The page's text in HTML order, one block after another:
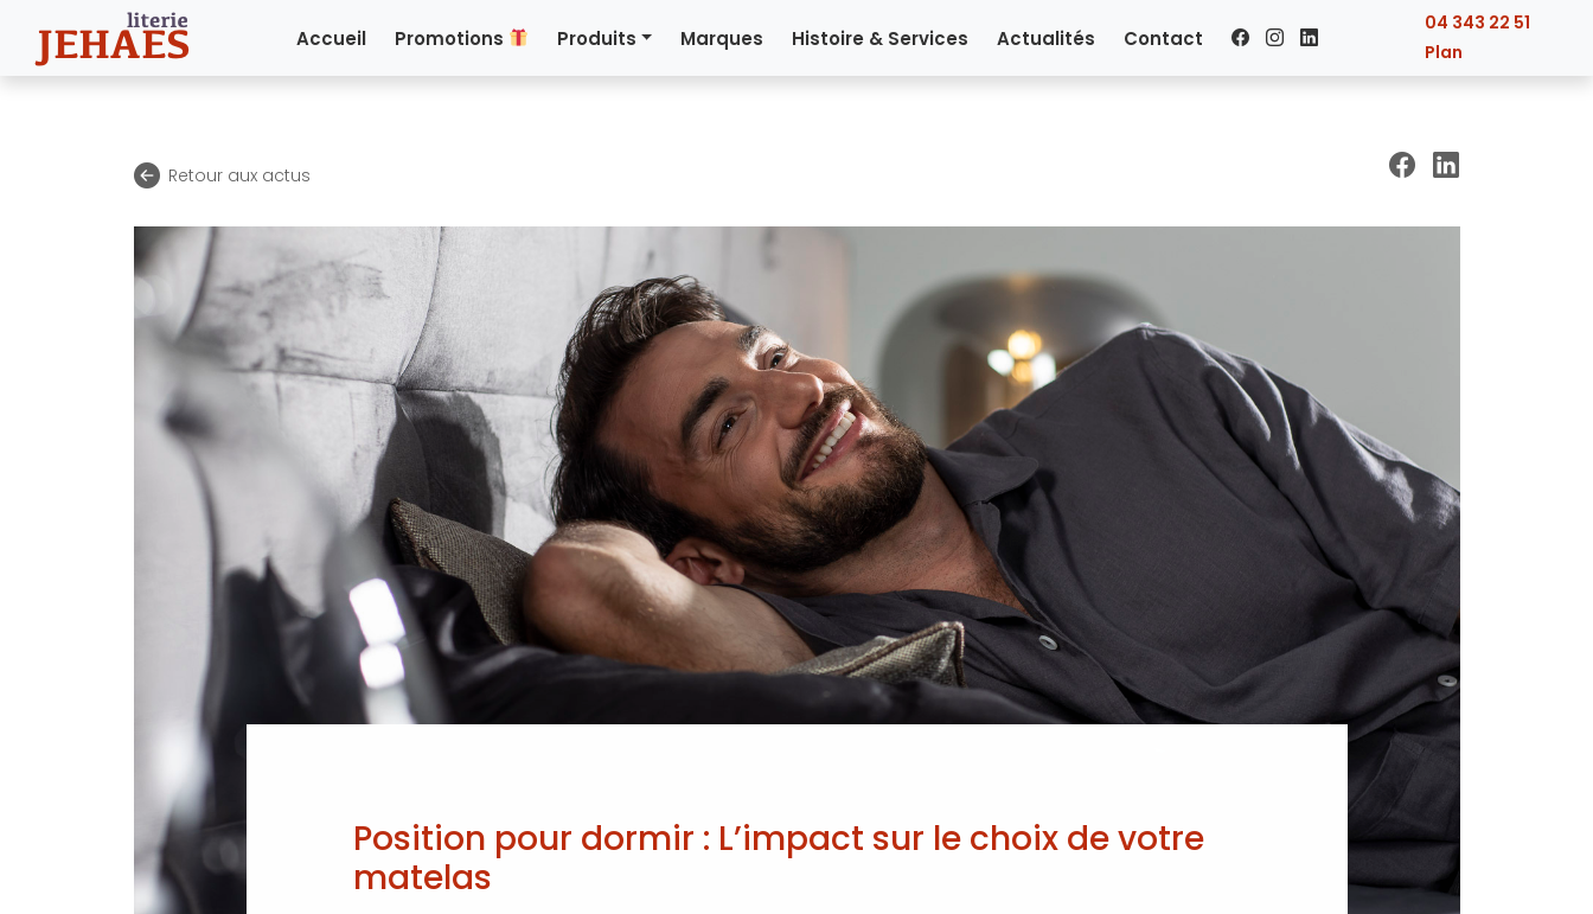
Accueil Promotions Produits Marques Histoire & Services Actualités Contact
04 343 22 51
Plan
Retour aux actus
Position pour dormir : L’impact sur le choix de votre
matelas